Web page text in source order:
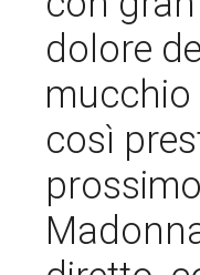
dolore
mucchio
così